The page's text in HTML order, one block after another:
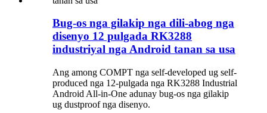
Bug-os nga gilakip nga dili-abog nga
disenyo 12 pulgada RK3288
industriyal nga Android tanan sa usa
Ang among COMPT nga self-developed ug self-
produced nga 12-pulgada nga RK3288 Industrial
Android All-in-One adunay bug-os nga gilakip
ug dustproof nga disenyo.